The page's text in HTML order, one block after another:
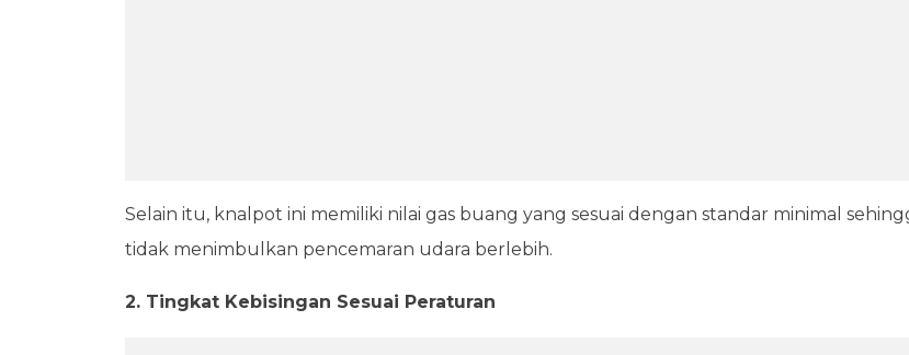
Selain itu, knalpot ini memiliki nilai gas buang yang sesuai dengan standar minimal
tidak menimbulkan pencemaran udara berlebih.
2. Tingkat Kebisingan Sesuai Peraturan